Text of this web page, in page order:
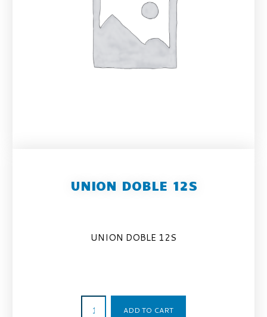
UNION DOBLE 12S
UNION DOBLE 12S
ADD TO CART